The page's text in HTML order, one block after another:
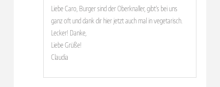
Liebe Caro, Burger sind der Oberknaller, gibt’s bei uns
ganz oft und dank dir hier jetzt auch mal in vegetarisch.
Lecker! Danke,
Liebe Grüße!
Claudia